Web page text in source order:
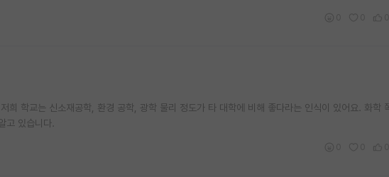
희 학교는 신소재공학, 환경 공학, 광학 물리 정도가 타 대학에 비해 좋다라는 인식이 있어요. 화학
있습니다.